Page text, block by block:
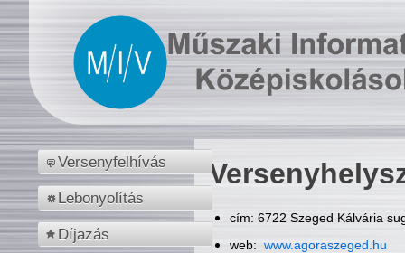
Versenyfelhívás
Lebonyolítás
Díjazás
cím: 6722 Szeged Kálvária
web: www.agoraszeged.hu